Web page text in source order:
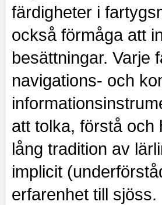
färdigheter i
också förmåga att
besättningar. Varje
navigations- och
att tolka, förstå och
lång tradition av
implicit
erfarenhet till sjöss.